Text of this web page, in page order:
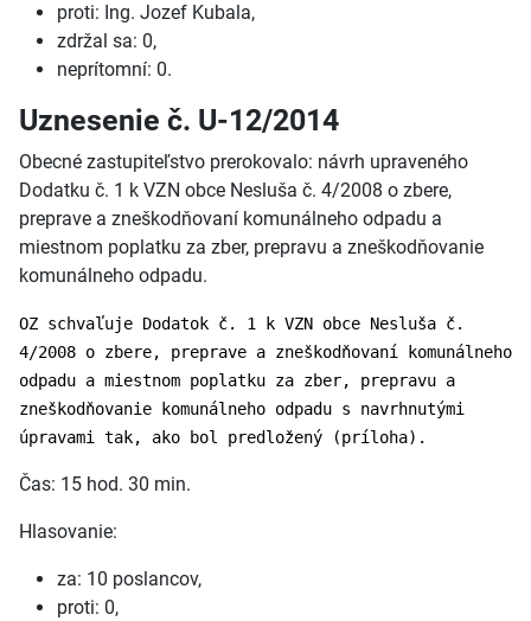
proti: Ing. Jozef Kubala,
zdržal sa: 0,
neprítomní: 0.
Uznesenie č. U-12/2014
Obecné zastupiteľstvo prerokovalo: návrh upraveného
Dodatku č. 1 k VZN obce Nesluša č. 4/2008 o zbere,
preprave a zneškodňovaní komunálneho odpadu a
miestnom poplatku za zber, prepravu a zneškodňovanie
komunálneho odpadu.
OZ schvaľuje Dodatok č. 1 k VZN obce Nesluša č.
4/2008 o zbere, preprave a zneškodňovaní komunálneho
odpadu a miestnom poplatku za zber, prepravu a
zneškodňovanie komunálneho odpadu s navrhnutými
úpravami tak, ako bol predložený (príloha).
Čas: 15 hod. 30 min.
Hlasovanie:
za: 10 poslancov,
proti: 0,